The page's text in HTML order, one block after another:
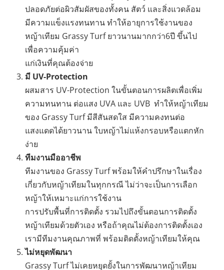
ปลอดภัยต่อผิวสัมผัสของทั้งคน สัตว์ และสิ่งแวดล้อม
มีความแข็งแรงทนทาน ทำให้อายุการใช้งานของ
หญ้าเทียม Grassy Turf ยาวนานมากกว่า6ปี ขึ้นไป
เพื่อความคุ้มค่า
แก่เงินที่คุณต้องจ่าย
มี UV-Protection
ผสมสาร UV-Protection ในขั้นตอนการผลิตเพื่อเพิ่ม
ความทนทาน ต่อแสง UVA และ UVB ทำให้หญ้าเทียม
ของ Grassy Turf มีสีสันสดใส มีความคงทนต่อ
แสงแดดได้ยาวนาน ใบหญ้าไม่แห้งกรอบหรือแตกหัก
ง่าย
ทีมงานมืออาชีพ
ทีมงานของ Grassy Turf พร้อมให้คำปรึกษาในเรื่อง
เกี่ยวกับหญ้าเทียมในทุกกรณี ไม่ว่าจะเป็นการเลือก
หญ้าให้เหมาะแก่การใช้งาน
การปรับพื้นที่การติดตั้ง รวมไปถึงขั้นตอนการติดตั้ง
หญ้าเทียมด้วยตัวเอง หรือถ้าคุณไม่ต้องการติดตั้งเอง
เรามีทีมงานคุณภาพที่ พร้อมติดตั้งหญ้าเทียมให้คุณ
ไม่หยุดพัฒนา
Grassy Turf ไม่เคยหยุดยั้งในการพัฒนาหญ้าเทียม